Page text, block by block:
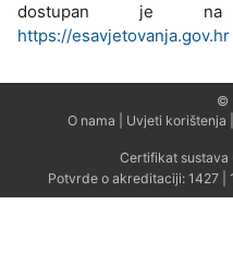
dostupan je na
https://esavjetovanja.gov.hr
©
O nama
Uvjeti korištenja
Certifikat sustava
Potvrde o akreditaciji: 1427|